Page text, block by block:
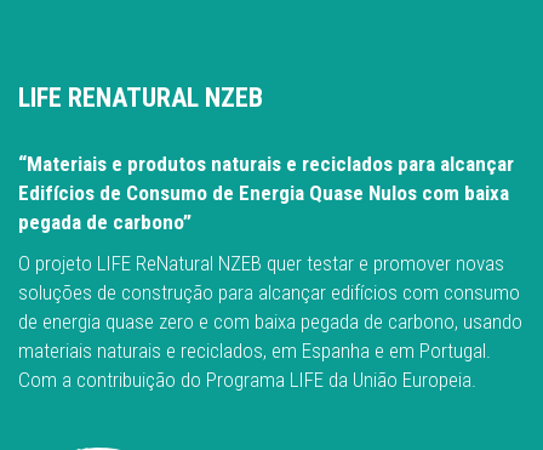
LIFE RENATURAL NZEB
“Materiais e produtos naturais e reciclados para alcançar
Edifícios de Consumo de Energia Quase Nulos com baixa
pegada de carbono”
O projeto LIFE ReNatural NZEB quer testar e promover novas
soluções de construção para alcançar edifícios com consumo
de energia quase zero e com baixa pegada de carbono, usando
materiais naturais e reciclados, em Espanha e em Portugal.
Com a contribuição do Programa LIFE da União Europeia.